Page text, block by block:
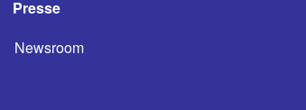
Presse
Newsroom